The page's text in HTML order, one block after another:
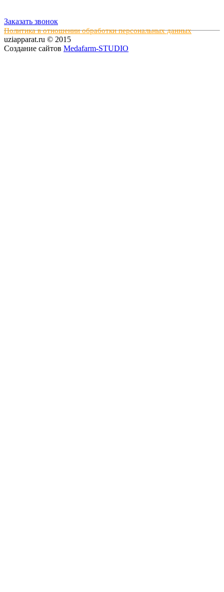
Заказать звонок
Политика в отношении обработки персональных данных
uziapparat.ru © 2015
Создание сайтов Medafarm-STUDIO